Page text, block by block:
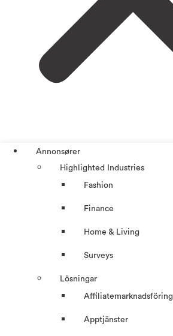
Annonsører
Highlighted Industries
Fashion
Finance
Home & Living
Surveys
Lösningar
Affiliatemarknadsföring
Apptjänster